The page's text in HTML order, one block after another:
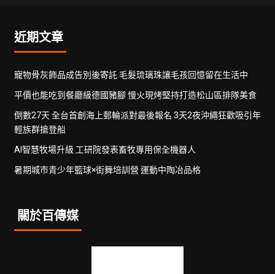
近期文章
寵物骨灰飾品成告別後寄託 毛髮琉璃珠讓毛孩回憶留在生活中
平價也能吃到餐廳級德國豬腳 慢火現烤堅持打造松山區排隊美食
倒數27天 全台首創海上郵輪派對最後報名 3天2夜沖繩狂歡吸引年
輕族群搶登船
AI智慧牧場升級 工研院發表畜牧專用保全機器人
暑期城市青少年籃球×街舞培訓營 運動中陶冶品格
關於百傳媒